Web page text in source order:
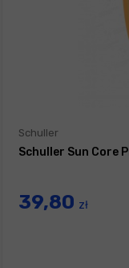
Schuller
Schuller Sun Core
39,80 zł